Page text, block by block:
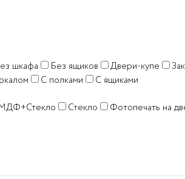
шкафа Без ящиков Двери-купе
С полками
С ящиками
Стекло
Фотопечать на